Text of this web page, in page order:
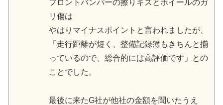
フロントバンパーの擦りキズとホイールのガ
リ傷は
やはりマイナスポイントと言われましたが、
「走行距離が短く、整備記録簿もきちんと揃
っているので、総合的には高評価です」との
ことでした。
最後に来たG社が他社の金額を聞いたうえ